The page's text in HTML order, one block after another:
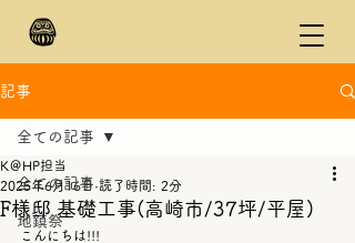
記事
全ての記事
地鎮祭
全ての記事
F様邸 基礎工事(高崎市/37坪/平屋)
K＠HP担当
2025年6月16日 読了時間: 2分
こんにちは!!!